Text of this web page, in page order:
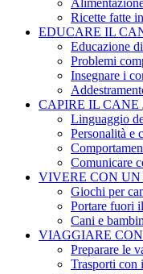
Ricette fatte
EDUCARE IL
Educazione
Problemi
Insegnare i
CAPIRE IL CANE
Linguaggio
Personalità e
Comunicare
VIVERE CON UN
Giochi per
Portare fuori
Cani e
VIAGGIARE
Preparare le
Trasporti con